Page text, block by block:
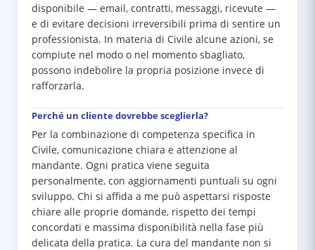
disponibile — email, contratti, messaggi, ricevute —
e di evitare decisioni irreversibili prima di sentire un
professionista. In materia di Civile alcune azioni, se
compiute nel modo o nel momento sbagliato,
possono indebolire la propria posizione invece di
rafforzarla.
Perché un cliente dovrebbe sceglierla?
Per la combinazione di competenza specifica in
Civile, comunicazione chiara e attenzione al
mandante. Ogni pratica viene seguita
personalmente, con aggiornamenti puntuali su ogni
sviluppo. Chi si affida a me può aspettarsi risposte
chiare alle proprie domande, rispetto dei tempi
concordati e massima disponibilità nella fase più
delicata della pratica. La cura del mandante non si